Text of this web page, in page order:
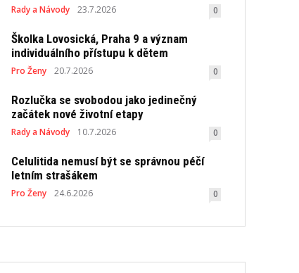
Rady a Návody 23.7.2026 0
Školka Lovosická, Praha 9 a význam
individuálního přístupu k dětem
Pro Ženy 20.7.2026 0
Rozlučka se svobodou jako jedinečný
začátek nové životní etapy
Rady a Návody 10.7.2026 0
Celulitida nemusí být se správnou péčí
letním strašákem
Pro Ženy 24.6.2026 0